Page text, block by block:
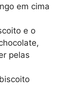
em cima
e o
pelas